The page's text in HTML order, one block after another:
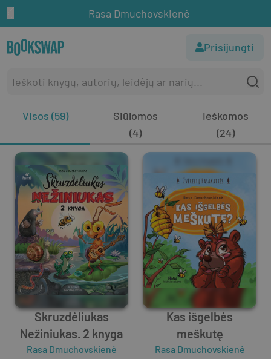
Rasa Dmuchovskienė
Prisijungti
Visos (59)
Siūlomos
(4)
Ieškomos
(24)
Skruzdėliukas
Nežiniukas. 2 knyga
Rasa Dmuchovskienė
Kas išgelbės
meškutę
Rasa Dmuchovskienė